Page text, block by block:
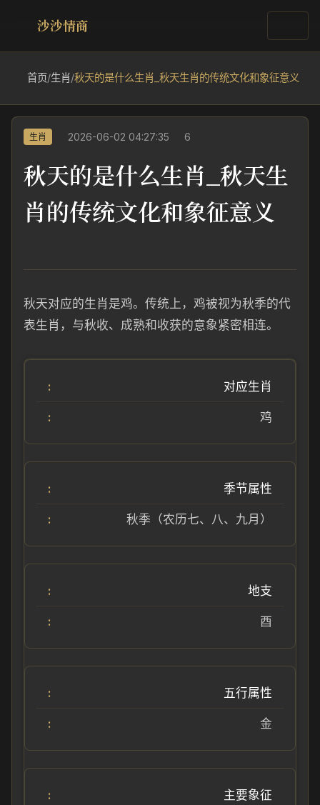
沙沙情商
首页/生肖/秋天的是什么生肖_秋天生肖的传统文化和象征意义
生肖 2026-06-02 04:27:35 6
秋天的是什么生肖_秋天生
肖的传统文化和象征意义
秋天对应的生肖是鸡。传统上，鸡被视为秋季的代
表生肖，与秋收、成熟和收获的意象紧密相连。
对应生肖
鸡
季节属性
秋季（农历七、八、九月）
地支
酉
五行属性
金
主要象征